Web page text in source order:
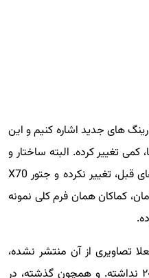
های جدید اشاره کنیم و این
تغییر کرده. البته ساختار و
فرم کلی اتاق همچون فیس‌لیفت های قبل، تغییر نکرده و جتور X70
کماکان همان فرم کلی نمونه
تصاویری از آن منتشر نشده،
احتمالا تغییری نسبت به مدل ۲۰۲۵ نداشته. و همچون گذشته، در